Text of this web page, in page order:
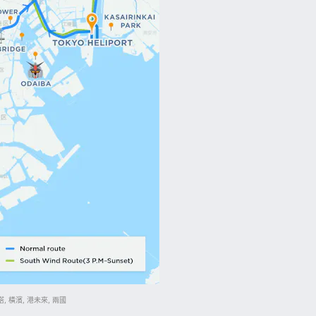
, 橫濱, 港未來, 兩國